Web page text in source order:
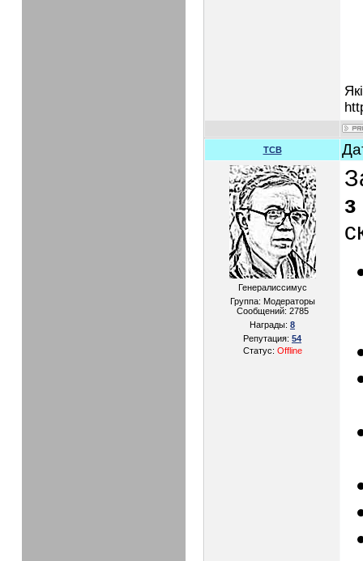
TCB
Генералиссимус
Группа: Модераторы
Сообщений: 2785
Награды: 8
Репутация: 54
Статус: Offline
з